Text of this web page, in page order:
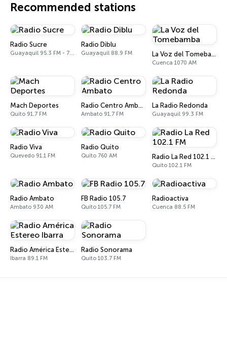
Recommended stations
Radio Sucre
Guayaquil 95.3 FM - 700 AM
Radio Diblu
Guayaquil 88.9 FM La Voz del Tomebamba
Cuenca 1070 AM
Mach Deportes
Quito 91.7 FM
Radio Centro Ambato
Ambato 91.7 FM
La Radio Redonda
Guayaquil 99.3 FM
Radio Viva
Quevedo 91.1 FM
Radio Quito
Quito 760 AM Radio La Red 102.1 FM
Quito 102.1 FM
Radio Ambato
Ambato 930 AM
FB Radio 105.7
Quito 105.7 FM
Radioactiva
Cuenca 88.5 FM
Radio América Estereo Ibarra
Ibarra 89.1 FM
Radio Sonorama
Quito 103.7 FM